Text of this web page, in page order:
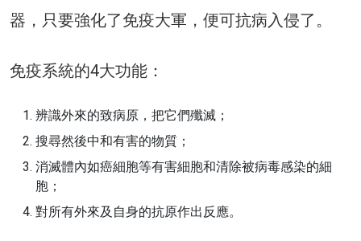
器，只要強化了免疫大軍，便可抗病入侵了。
免疫系統的4大功能：
辨識外來的致病原，把它們殲滅；
搜尋然後中和有害的物質；
消滅體內如癌細胞等有害細胞和清除被病毒感染的細
胞；
對所有外來及自身的抗原作出反應。